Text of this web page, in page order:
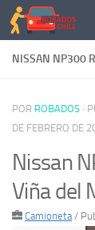
Saltar al
NISSAN NP300
POR ROBADOS ·
DE FEBRERO DE
Nissan
Viña del
Camioneta/